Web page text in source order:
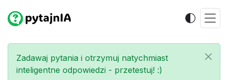
Zadawaj pytania i otrzymuj natychmiast
inteligentne odpowiedzi - przetestuj! :)